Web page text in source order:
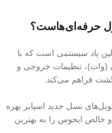
پاد سیستمی است که با
(وات)، تنظیمات خروجی و
فراهم می‌کند.
نسل جدید اسپایر بهره
خالص ایجوس را به بهترین